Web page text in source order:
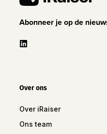
Abonneer je op de
Over ons
Over iRaiser
Ons team